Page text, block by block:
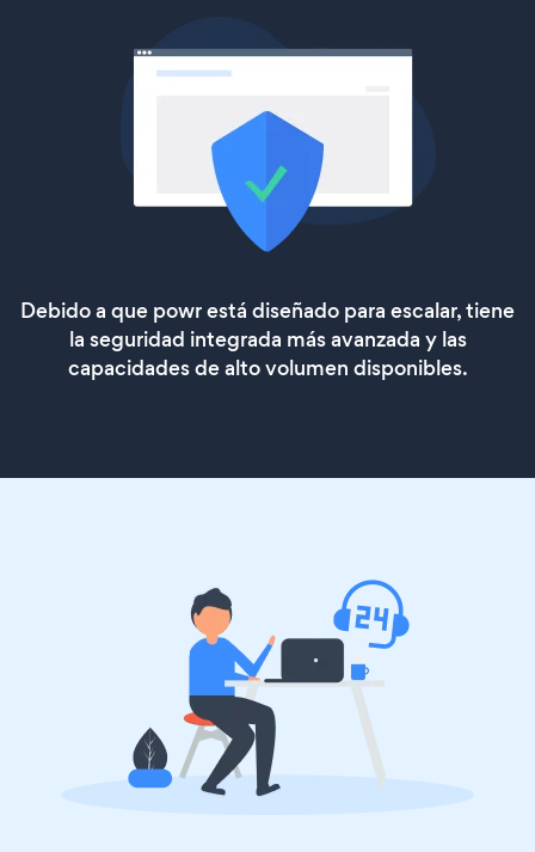
Debido a que powr está diseñado para escalar, tiene
la seguridad integrada más avanzada y las
capacidades de alto volumen disponibles.